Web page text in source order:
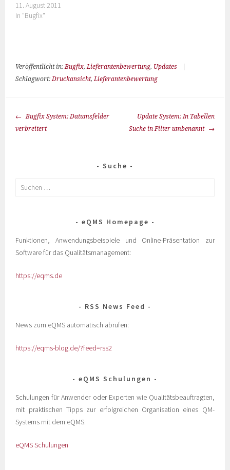
11. August 2011
In "Bugfix"
Veröffentlicht in:Bugfix,Lieferantenbewertung, Updates
Schlagwort:Druckansicht,Lieferantenbewertung
Bugfix System: Datumsfelder
verbreitert
Update System: In Tabellen
Suche in Filter umbenannt
Suche
eQMS Homepage
Funktionen, Anwendungsbeispiele und Online-Präsentation zur
Software für das Qualitätsmanagement:
https://eqms.de
RSS News Feed
News zum eQMS automatisch abrufen:
https://eqms-blog.de/?feed=rss2
eQMS Schulungen
Schulungen für Anwender oder Experten wie Qualitätsbeauftragten,
mit praktischen Tipps zur erfolgreichen Organisation eines QM-
Systems mit dem eQMS:
eQMS Schulungen